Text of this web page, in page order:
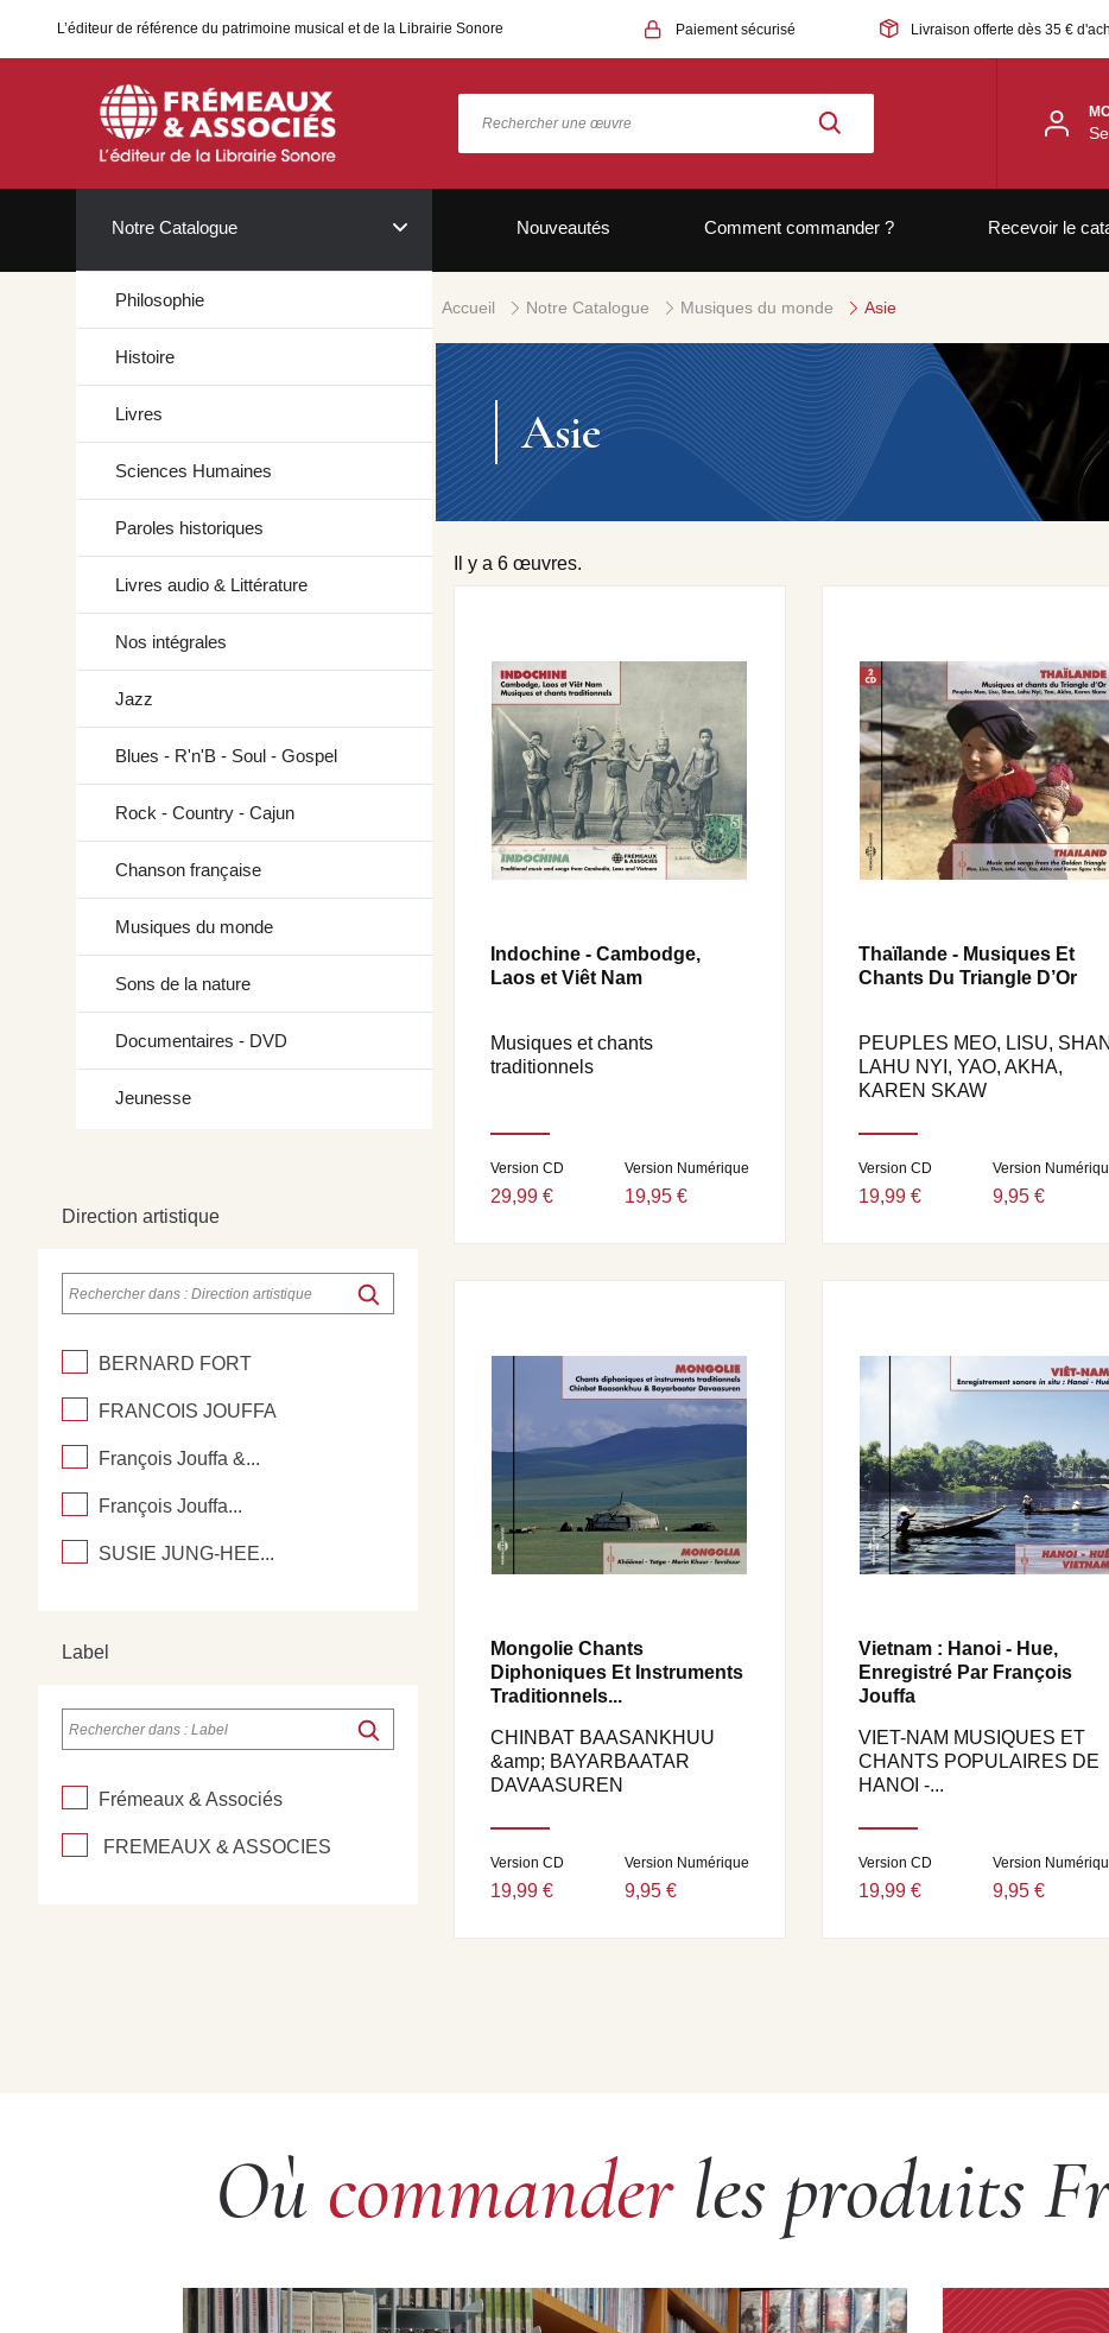
L’éditeur de référence du patrimoine musical et de la Librairie Sonore Paiement sécurisé Livraison offerte dès 35 €
Notre Catalogue
Philosophie
Histoire
Livres
Sciences Humaines
Paroles historiques
Livres audio & Littérature
Nos intégrales
Jazz
Blues - R'n'B - Soul - Gospel
Rock - Country - Cajun
Chanson française
Musiques du monde
Sons de la nature
Documentaires - DVD
Jeunesse
Nouveautés Comment commander ? Recevoir le
Accueil Notre Catalogue Musiques du monde Asie
Direction artistique
BERNARD FORT
FRANCOIS JOUFFA
François Jouffa &...
François Jouffa...
SUSIE JUNG-HEE...
Label
Frémeaux & Associés
FREMEAUX & ASSOCIES
Asie
Il y a 6 œuvres.
Indochine - Cambodge,
Laos et Viêt Nam
Musiques et chants
traditionnels
Version CD
29,99 €
Version Numérique
19,95 €
Thaïlande - Musiques Et
Chants Du Triangle D’Or
PEUPLES MEO, LISU,
LAHU NYI, YAO, AKHA,
KAREN SKAW
Version CD
19,99 €
Version
9,95 €
Mongolie Chants
Diphoniques Et Instruments
Traditionnels...
CHINBAT BAASANKHUU
&amp; BAYARBAATAR
DAVAASUREN
Version CD
19,99 €
Version Numérique
9,95 €
Vietnam : Hanoi - Hue,
Enregistré Par François
Jouffa
VIET-NAM MUSIQUES ET
CHANTS POPULAIRES DE
HANOI -...
Version CD
19,99 €
Version
9,95 €
Où commanderles produits